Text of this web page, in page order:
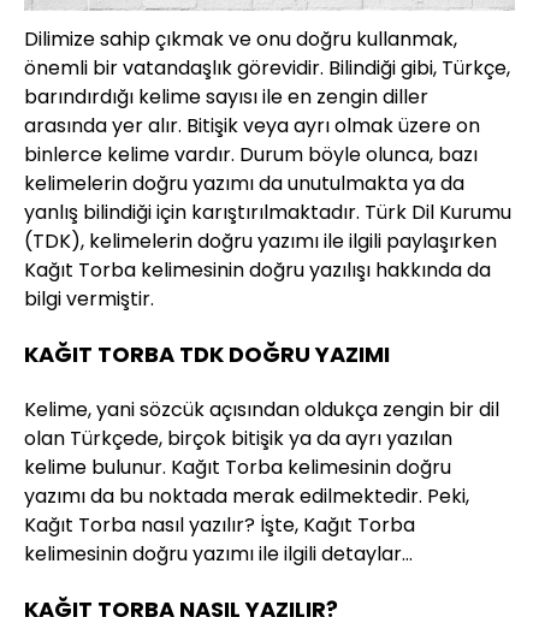
Dilimize sahip çıkmak ve onu doğru kullanmak,
önemli bir vatandaşlık görevidir. Bilindiği gibi, Türkçe,
barındırdığı kelime sayısı ile en zengin diller
arasında yer alır. Bitişik veya ayrı olmak üzere on
binlerce kelime vardır. Durum böyle olunca, bazı
kelimelerin doğru yazımı da unutulmakta ya da
yanlış bilindiği için karıştırılmaktadır. Türk Dil Kurumu
(TDK), kelimelerin doğru yazımı ile ilgili paylaşırken
Kağıt Torba kelimesinin doğru yazılışı hakkında da
bilgi vermiştir.
KAĞIT TORBA TDK DOĞRU YAZIMI
Kelime, yani sözcük açısından oldukça zengin bir dil
olan Türkçede, birçok bitişik ya da ayrı yazılan
kelime bulunur. Kağıt Torba kelimesinin doğru
yazımı da bu noktada merak edilmektedir. Peki,
Kağıt Torba nasıl yazılır? İşte, Kağıt Torba
kelimesinin doğru yazımı ile ilgili detaylar…
KAĞIT TORBA NASIL YAZILIR?